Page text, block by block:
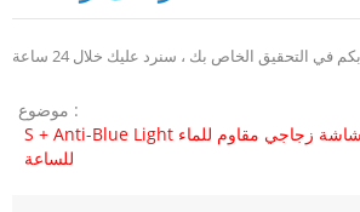
موضوع :
S + Anti-Blue Light تغطية كاملة واقي شاشة زجاجي مقاوم للماء
للساعة